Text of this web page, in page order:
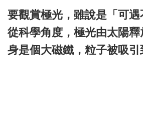
要觀賞極光，雖說是「可
從科學角度，極光由太陽
身是個大磁鐵，粒子被吸